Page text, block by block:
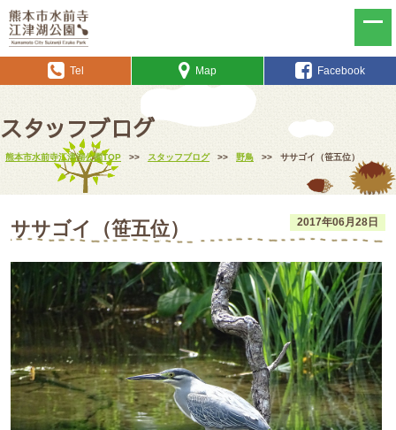
Tel Map Facebook
スタッフブログ
熊本市水前寺江津湖公園TOP >> スタッフブログ >> 野鳥 >> ササゴイ（笹五位）
2017年06月28日
ササゴイ（笹五位）